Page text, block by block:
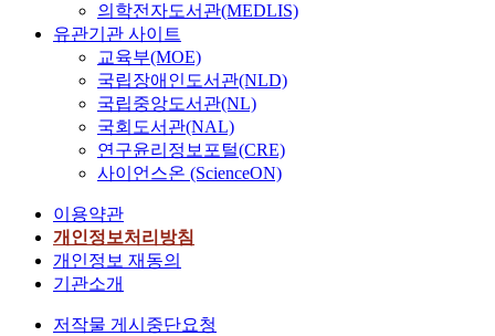
의학전자도서관(MEDLIS)
유관기관 사이트
교육부(MOE)
국립장애인도서관(NLD)
국립중앙도서관(NL)
국회도서관(NAL)
연구윤리정보포털(CRE)
사이언스온 (ScienceON)
이용약관
개인정보처리방침
개인정보 재동의
기관소개
저작물 게시중단요청